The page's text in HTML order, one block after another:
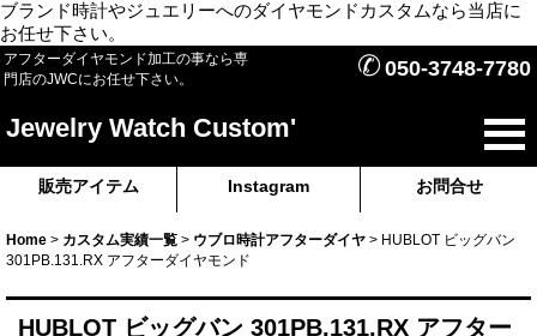
ブランド時計やジュエリーへのダイヤモンドカスタムなら当店に
お任せ下さい。
アフターダイヤモンド加工の事なら専
門店のJWCにお任せ下さい。
✆ 050-3748-7780
Jewelry Watch Custom'
販売アイテム Instagram お問合せ
Home > カスタム実績一覧 > ウブロ時計アフターダイヤ > HUBLOT ビッグバン
301PB.131.RX アフターダイヤモンド
HUBLOT ビッグバン 301PB.131.RX アフター